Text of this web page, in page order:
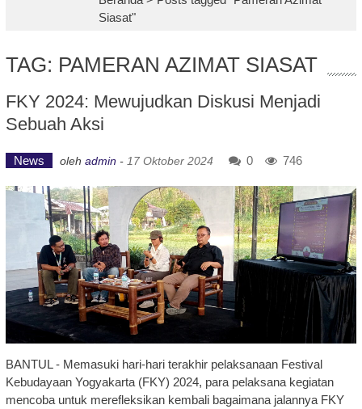
Siasat"
TAG: PAMERAN AZIMAT SIASAT
FKY 2024: Mewujudkan Diskusi Menjadi
Sebuah Aksi
News oleh admin - 17 Oktober 2024 0 746
BANTUL - Memasuki hari-hari terakhir pelaksanaan Festival
Kebudayaan Yogyakarta (FKY) 2024, para pelaksana kegiatan
mencoba untuk merefleksikan kembali bagaimana jalannya FKY